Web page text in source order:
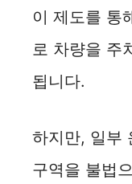
이 제도를 통
로 차량을 주
됩니다.
하지만, 일부
구역을 불법